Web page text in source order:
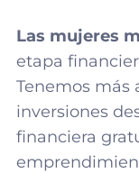
Las mujeres
etapa
Tenemos más
inversiones
financiera